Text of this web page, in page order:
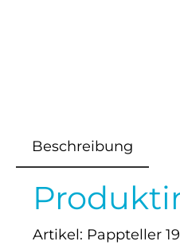
Beschreibung
Artikel: Pappteller